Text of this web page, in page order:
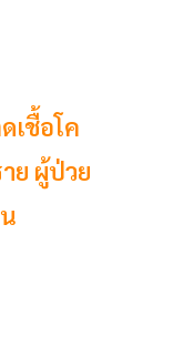
เชื้อโค
ย ผู้ป่วย